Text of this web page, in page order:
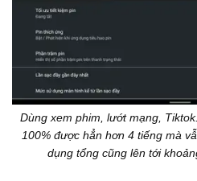
Dùng xem phim, lướt mạng,
100% được hẳn hơn 4 tiếng mà
dụng tổng cũng lên tới